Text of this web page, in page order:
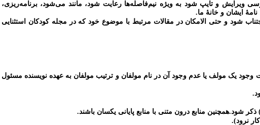
ویرایش و تایپ شود به ویژه نیم‌فاصله‌ها رعایت شود، مانند می‌شود، برنامه‌ریزی،
ایشان و خانۀ ما.
شود و حتی الامکان در مقالات مرتبط با موضوع خود که در مجله کودکان استثنایی
یک مولف یا عدم وجود آن در نام مولفان و ترتیب مولفان به عهده نویسنده مسئول
ذکر شود.همچنین منابع درون متنی با منابع پایانی یکسان باشند.
نرود).